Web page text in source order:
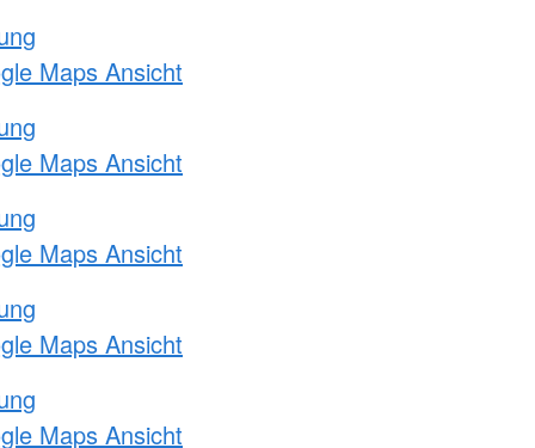
Maps Ansicht
Maps Ansicht
Maps Ansicht
Maps Ansicht
Maps Ansicht